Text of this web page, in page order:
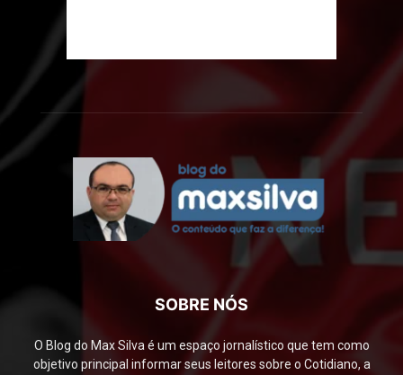
SOBRE NÓS
O Blog do Max Silva é um espaço jornalístico que tem como
objetivo principal informar seus leitores sobre o Cotidiano, a